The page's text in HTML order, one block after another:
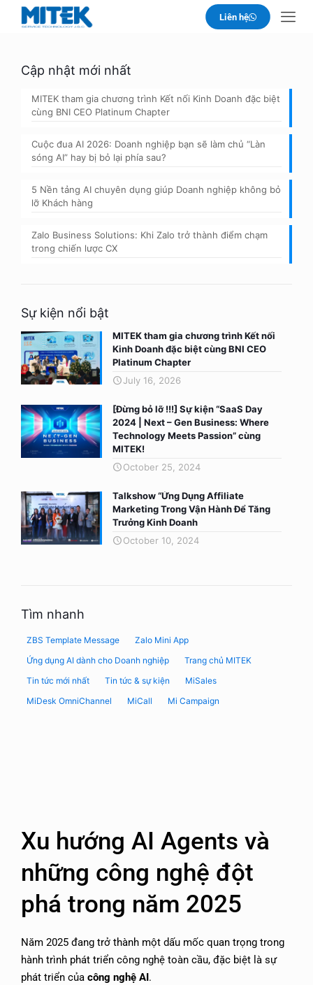
Liên hệ
Xu hướng AI Agents và
những công nghệ đột
phá trong năm 2025
Năm 2025 đang trở thành một dấu mốc quan trọng trong
hành trình phát triển công nghệ toàn cầu, đặc biệt là sự
phát triển của công nghệ AI.
Cập nhật mới nhất
MITEK tham gia chương trình Kết nối Kinh Doanh đặc biệt
cùng BNI CEO Platinum Chapter
Cuộc đua AI 2026: Doanh nghiệp bạn sẽ làm chủ “Làn
sóng AI” hay bị bỏ lại phía sau?
5 Nền tảng AI chuyên dụng giúp Doanh nghiệp không bỏ
lỡ Khách hàng
Zalo Business Solutions: Khi Zalo trở thành điểm chạm
trong chiến lược CX
Sự kiện nổi bật
MITEK tham gia chương trình Kết nối
Kinh Doanh đặc biệt cùng BNI CEO
Platinum Chapter
July 16, 2026
[Đừng bỏ lỡ !!!] Sự kiện “SaaS Day
2024 | Next – Gen Business: Where
Technology Meets Passion” cùng
MITEK!
October 25, 2024
Talkshow “Ứng Dụng Affiliate
Marketing Trong Vận Hành Để Tăng
Trưởng Kinh Doanh
October 10, 2024
Tìm nhanh
ZBS Template Message
Zalo Mini App
Ứng dụng AI dành cho Doanh nghiệp
Trang chủ MITEK
Tin tức mới nhất
Tin tức & sự kiện
MiSales
MiDesk OmniChannel
MiCall Mi Campaign